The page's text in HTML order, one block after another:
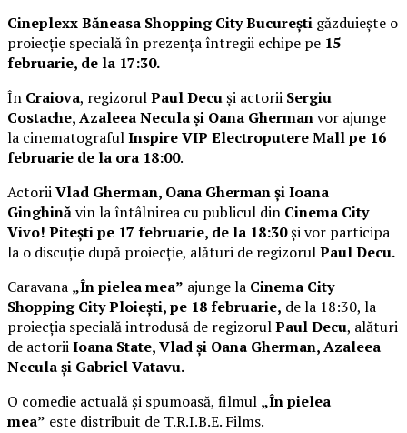
Cineplexx Băneasa Shopping City București găzduiește o
proiecție specială în prezența întregii echipe pe 15
februarie, de la 17:30.
În Craiova, regizorulPaul Decuși actorii Sergiu
Costache, Azaleea Necula și Oana Ghermanvor ajunge
la cinematografulInspire VIP Electroputere Mall pe 16
februarie de la ora 18:00.
ActoriiVlad Gherman, Oana Gherman și Ioana
Ginghinăvin la întâlnirea cu publicul din Cinema City
Vivo! Pitești pe 17 februarie, de la 18:30și vor participa
la o discuție după proiecție, alături de regizorulPaul Decu.
Caravana „În pielea mea” ajunge la Cinema City
Shopping City Ploiești, pe 18 februarie, de la 18:30, la
proiecția specială introdusă de regizorulPaul Decu, alături
de actoriiIoana State, Vlad și Oana Gherman, Azaleea
Necula și Gabriel Vatavu.
O comedie actuală și spumoasă, filmul „În pielea
mea” este distribuit de T.R.I.B.E. Films.